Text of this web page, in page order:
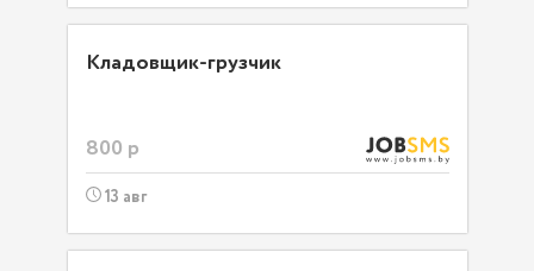
Кладовщик-грузчик
800 р
13 авг